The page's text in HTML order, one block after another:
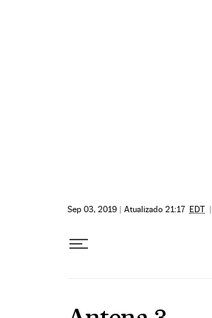
Sep 03, 2019 | Atualizado 21:17 EDT |